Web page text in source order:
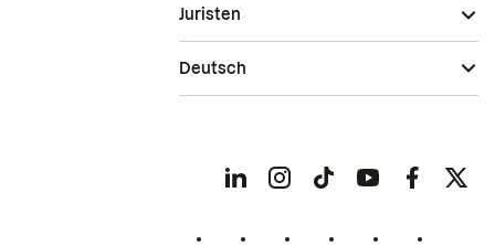
Juristen
Deutsch